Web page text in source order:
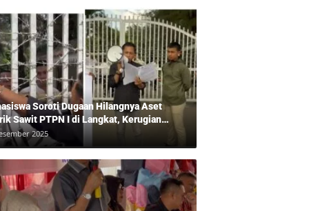
Soroti Dugaan Hilangnya Aset
Sawit PTPN I di Langkat, Kerugian
Ditaksir Rp20 Miliar
2025